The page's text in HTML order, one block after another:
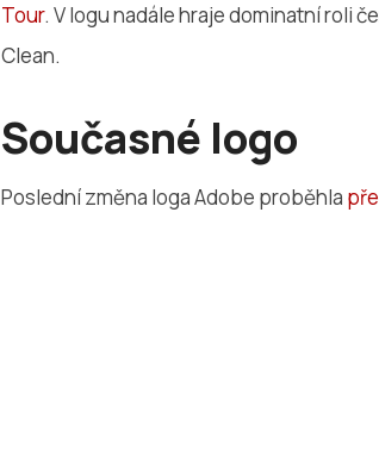
Tour. V logu nadále hraje dominatní roli
Clean.
Současné logo
Poslední změna loga Adobe proběhla